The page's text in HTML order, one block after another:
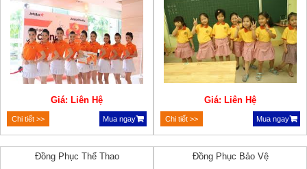
Giá: Liên Hệ
Chi tiết >> Mua ngay
Giá: Liên Hệ
Chi tiết >> Mua ngay
Đồng Phục Thể Thao Đồng Phục Bảo Vệ